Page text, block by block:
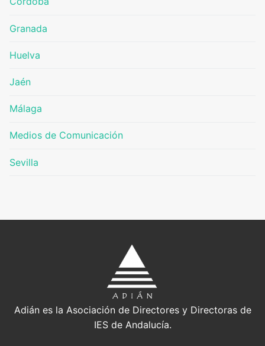
Granada
Huelva
Jaén
Málaga
Medios de Comunicación
Sevilla
Adián es la Asociación de Directores y Directoras de
IES de Andalucía.